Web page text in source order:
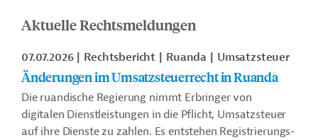
Aktuelle Rechtsmeldungen
07.07.2026 Rechtsbericht Ruanda Umsatzsteuer
Änderungen im Umsatzsteuerrecht in Ruanda
Die ruandische Regierung nimmt Erbringer von
digitalen Dienstleistungen in die Pflicht, Umsatzsteuer
auf ihre Dienste zu zahlen. Es entstehen Registrierungs-